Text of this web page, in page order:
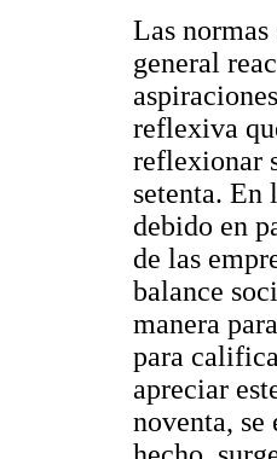
Las
general
reflexiva
reflexionar
setenta. En
debido en
de las
balance
manera
para
apreciar
noventa,